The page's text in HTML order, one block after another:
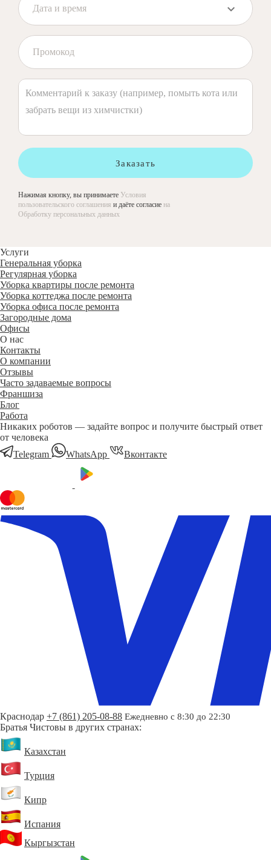
Заказать
Нажимая кнопку, вы принимаете Условия
пользовательского соглашения и даёте согласие на
Обработку персональных данных
Услуги
Генеральная уборка
Регулярная уборка
Уборка квартиры после ремонта
Уборка коттеджа после ремонта
Уборка офиса после ремонта
Загородные дома
Офисы
О нас
Контакты
О компании
Отзывы
Часто задаваемые вопросы
Франшиза
Блог
Работа
Никаких роботов — задайте вопрос и получите быстрый ответ
от человека
Telegram
WhatsApp Вконтакте
Краснодар +7 (861) 205-08-88 Ежедневно с 8:30 до 22:30
Братья Чистовы в других странах:
Казахстан
Турция
Кипр
Испания
Кыргызстан